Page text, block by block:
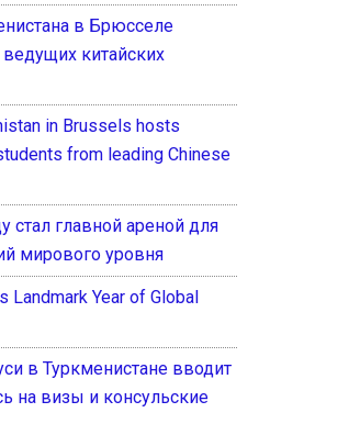
в Брюсселе
китайских
in Brussels hosts
from leading Chinese
стал главной ареной для
мирового уровня
Landmark Year of Global
в Туркменистане вводит
на визы и консульские